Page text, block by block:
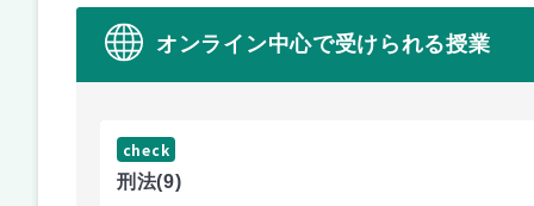
オンライン中心で受けられる授業
check
刑法(9)